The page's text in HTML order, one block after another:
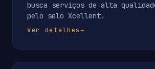
busca serviços de alta
pelo selo Xcellent.
Ver detalhes→